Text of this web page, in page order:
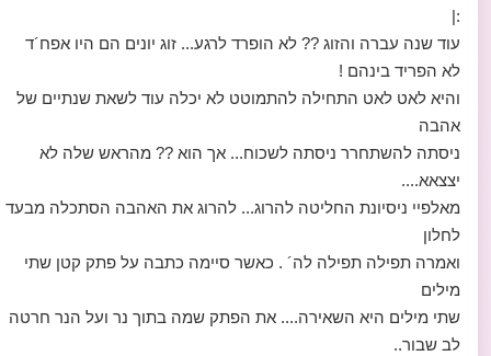
:|
עוד שנה עברה והזוג ?? לא הופרד לרגע... זוג יונים הם היו אפח´ד
לא הפריד בינהם !
והיא לאט לאט התחילה להתמוטט לא יכלה עוד לשאת שנתיים של
אהבה
ניסתה להשתחרר ניסתה לשכוח... אך הוא ?? מהראש שלה לא
יצצאא....
מאלפיי ניסיונת החליטה להרוג... להרוג את האהבה הסתכלה מבעד
לחלון
ואמרה תפילה תפילה לה´ . כאשר סיימה כתבה על פתק קטן שתי
מילים
שתי מילים היא השאירה.... את הפתק שמה בתוך נר ועל הנר חרטה
לב שבור..